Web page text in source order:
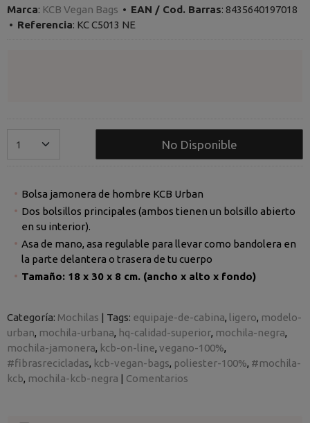
Marca: KCB Vegan Bags • EAN / Cod. Barras: 8435640197018
• Referencia: KC C5013 NE
No Disponible
Bolsa jamonera de hombre KCB Urban
Dos bolsillos principales (ambos tienen un bolsillo abierto
en su interior).
Asa de mano, asa regulable para llevar como bandolera en
la parte delantera o trasera de tu cuerpo
Tamaño: 18 x 30 x 8 cm. (ancho x alto x fondo)
Categoría: Mochilas | Tags: equipaje-de-cabina ligero modelo-
urban mochila-urbana hq-calidad-superior mochila-negra
mochila-jamonera kcb-on-line vegano-100%
#fibrasrecicladas kcb-vegan-bags poliester-100% #mochila-
kcb mochila-kcb-negra | Comentarios